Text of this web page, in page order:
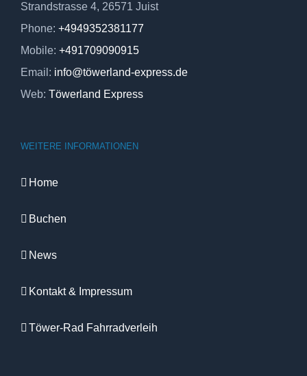
Strandstrasse 4, 26571 Juist
Phone: +4949352381177
Mobile: +491709090915
Email: info@töwerland-express.de
Web: Töwerland Express
WEITERE INFORMATIONEN
Home
Buchen
News
Kontakt & Impressum
Töwer-Rad Fahrradverleih